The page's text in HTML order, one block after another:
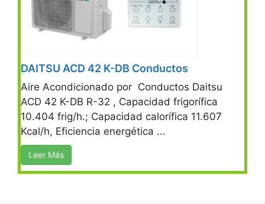
DAITSU ACD 42 K-DB Conductos
Aire Acondicionado por Conductos Daitsu
ACD 42 K-DB R-32 , Capacidad frigorífica
10.404 frig/h.; Capacidad calorífica 11.607
Kcal/h, Eficiencia energética ...
Leer Más